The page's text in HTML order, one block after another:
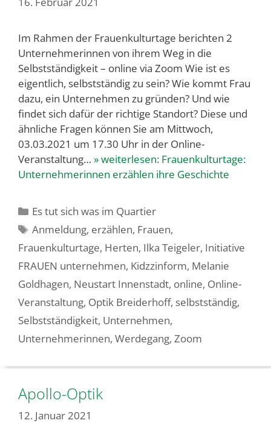
Im Rahmen der Frauenkulturtage berichten 2
Unternehmerinnen von ihrem Weg in die
Selbstständigkeit – online via Zoom Wie ist es
eigentlich, selbstständig zu sein? Wie kommt Frau
dazu, ein Unternehmen zu gründen? Und wie
findet sich dafür der richtige Standort? Diese und
ähnliche Fragen können Sie am Mittwoch,
03.03.2021 um 17.30 Uhr in der Online-
Veranstaltung… » weiterlesen: Frauenkulturtage:
Unternehmerinnen erzählen ihre Geschichte
Kategorien
Es tut sich was im Quartier
Schlagwörter
Anmeldung, erzählen, Frauen,
Frauenkulturtage, Herten, Ilka Teigeler, Initiative
FRAUEN unternehmen, Kidzzinform, Melanie
Goldhagen, Neustart Innenstadt, online, Online-
Veranstaltung, Optik Breiderhoff, selbstständig,
Selbstständigkeit, Unternehmen,
Unternehmerinnen, Werdegang, Zoom
Apollo-Optik
12. Januar 2021